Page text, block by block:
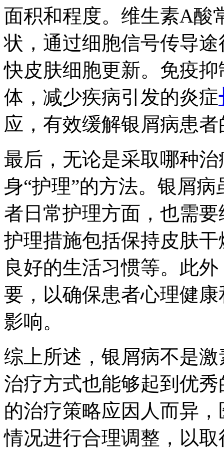
面积和程度。维生素A酸
状，通过细胞信号传导
快皮肤细胞更新。免疫
体，减少疾病引发的炎症
应，有效缓解银屑病患
最后，无论是采取哪种
身“护理”的方法。银屑
者日常护理方面，也需
护理措施包括保持皮肤
良好的生活习惯等。此
要，以确保患者心理健
影响。
综上所述，银屑病不是
治疗方式也能够起到优
的治疗策略应因人而异
情况进行合理调整，以